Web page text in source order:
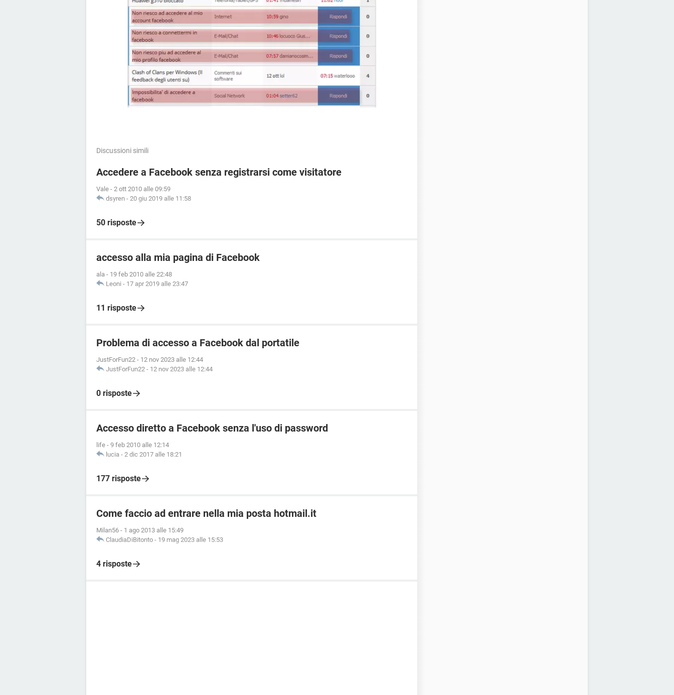
Discussioni simili
Accedere a Facebook senza registrarsi come visitatore
Vale - 2 ott 2010 alle 09:59
dsyren - 20 giu 2019 alle 11:58
50 risposte
accesso alla mia pagina di Facebook
ala - 19 feb 2010 alle 22:48
Leoni - 17 apr 2019 alle 23:47
11 risposte
Problema di accesso a Facebook dal portatile
JustForFun22 - 12 nov 2023 alle 12:44
JustForFun22 - 12 nov 2023 alle 12:44
0 risposte
Accesso diretto a Facebook senza l'uso di password
life - 9 feb 2010 alle 12:14
lucia - 2 dic 2017 alle 18:21
177 risposte
Come faccio ad entrare nella mia posta hotmail.it
Milan56 - 1 ago 2013 alle 15:49
ClaudiaDiBitonto - 19 mag 2023 alle 15:53
4 risposte